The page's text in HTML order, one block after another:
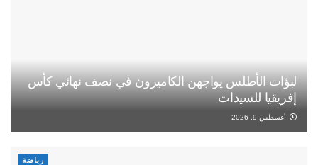
لبؤات الأطلس يواجهن الكاميرون في نصف نهائي كأس
إفريقيا للسيدات
أغسطس 9, 2026
رياضة